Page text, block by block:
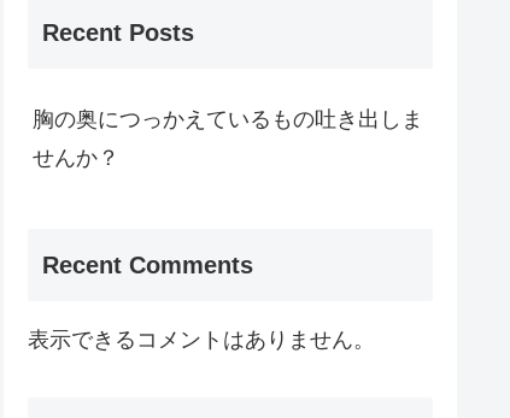
Recent Posts
胸の奥につっかえているもの吐き出しま
せんか？
Recent Comments
表示できるコメントはありません。